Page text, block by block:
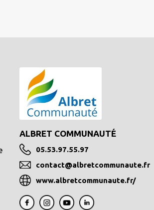
ALBRET COMMUNAUTÉ
05.53.97.55.97
contact@albretcommunaute.fr
www.albretcommunaute.fr/